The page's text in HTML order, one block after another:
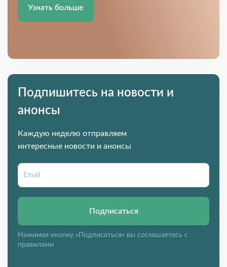
Узнать больше
Подпишитесь на новости и
анонсы
Каждую неделю отправляем
интересные новости и анонсы
Подписаться
Нажимая кнопку «Подписаться» вы соглашаетесь с
правилами